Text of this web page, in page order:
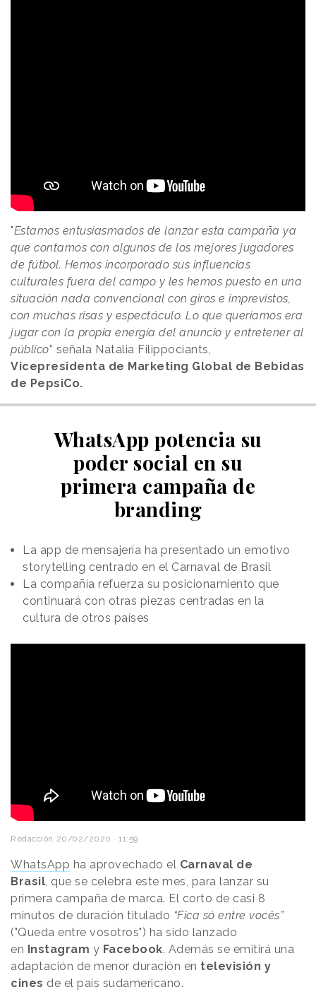
"Estamos entusiasmados de lanzar esta campaña ya
que contamos con algunos de los mejores jugadores
de fútbol. Hemos incorporado sus influencias
culturales fuera del campo y les hemos puesto en una
situación nada convencional con giros e imprevistos,
con muchas risas y espectáculo. Lo que queríamos era
jugar con la propia energía del anuncio y entretener al
público” señala Natalia Filippociants,
Vicepresidenta de Marketing Global de Bebidas
de PepsiCo.
WhatsApp potencia su
poder social en su
primera campaña de
branding
La app de mensajería ha presentado un emotivo
storytelling centrado en el Carnaval de Brasil
La compañía refuerza su posicionamiento que
continuará con otras piezas centradas en la
cultura de otros países
Redacción 20/02/2020 · 11:59
WhatsApp ha aprovechado el Carnaval de
Brasil, que se celebra este mes, para lanzar su
primera campaña de marca. El corto de casi 8
minutos de duración titulado “Fica só entre vocês”
("Queda entre vosotros") ha sido lanzado
en Instagram y Facebook. Además se emitirá una
adaptación de menor duración en televisión y
cines de el país sudamericano.